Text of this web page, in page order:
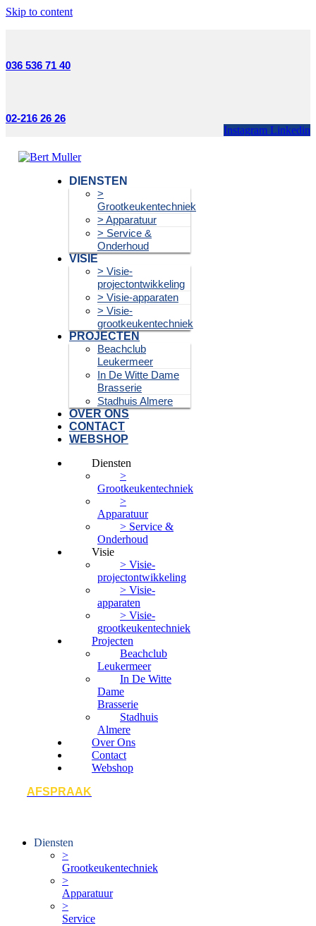
Skip to content
036 536 71 40
02-216 26 26
Instagram Linkedin
DIENSTEN
>
Grootkeukentechniek
> Apparatuur
> Service &
Onderhoud
VISIE
> Visie-
projectontwikkeling
> Visie-apparaten
> Visie-
grootkeukentechniek
PROJECTEN
Beachclub
Leukermeer
In De Witte Dame
Brasserie
Stadhuis Almere
OVER ONS
CONTACT
WEBSHOP
Diensten
>
Grootkeukentechniek
>
Apparatuur
> Service &
Onderhoud
Visie
> Visie-
projectontwikkeling
> Visie-
apparaten
> Visie-
grootkeukentechniek
Projecten
Beachclub
Leukermeer
In De Witte
Dame
Brasserie
Stadhuis
Almere
Over Ons
Contact
Webshop
AFSPRAAK
Diensten
>
Grootkeukentechniek
>
Apparatuur
>
Service